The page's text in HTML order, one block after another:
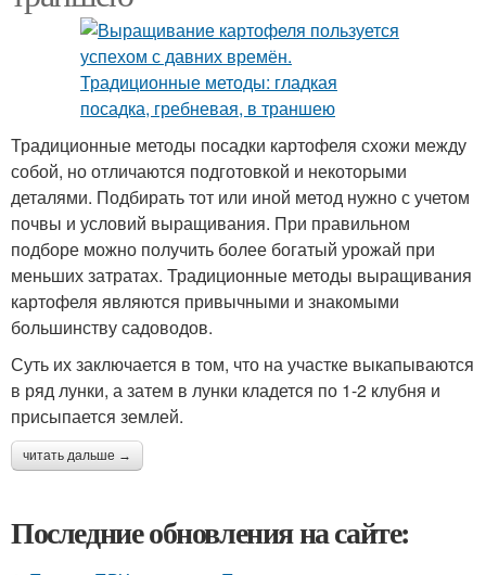
Традиционные методы посадки картофеля схожи между
собой, но отличаются подготовкой и некоторыми
деталями. Подбирать тот или иной метод нужно с учетом
почвы и условий выращивания. При правильном
подборе можно получить более богатый урожай при
меньших затратах. Традиционные методы выращивания
картофеля являются привычными и знакомыми
большинству садоводов.
Суть их заключается в том, что на участке выкапываются
в ряд лунки, а затем в лунки кладется по 1-2 клубня и
присыпается землей.
читать дальше →
Последние обновления на сайте: